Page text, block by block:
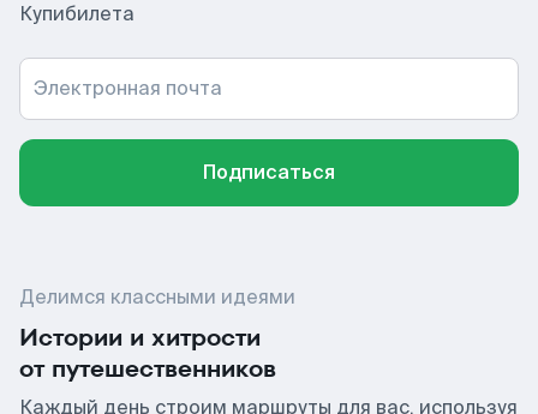
Купибилета
Электронная почта
Подписаться
Делимся классными идеями
Истории и хитрости
от путешественников
Каждый день строим маршруты для вас, используя